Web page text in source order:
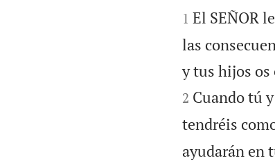


1 El SEÑOR
las
y tus hijos os
2 Cuando tú
tendréis
ayudarán en